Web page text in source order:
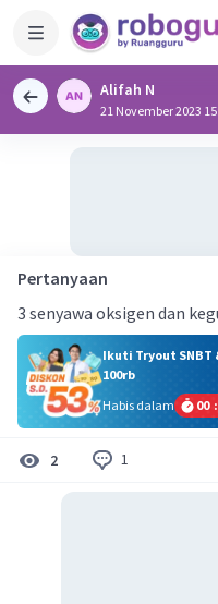
Alifah N
21 November 2023
Pertanyaan
3 senyawa oksigen dan
Ikuti Tryout SNBT
100rb
Habis dalam
00 :
2 1